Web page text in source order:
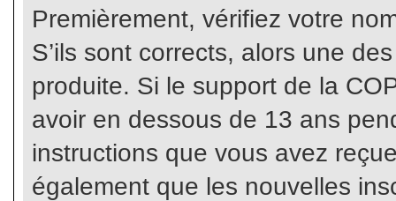
Premièrement, vérifiez votre
S’ils sont corrects, alors une
produite. Si le support de la
avoir en dessous de 13 ans
instructions que vous avez
également que les nouvelles